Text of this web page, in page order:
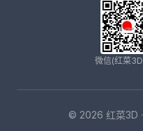
微信(红菜
© 2026 红菜3D ·